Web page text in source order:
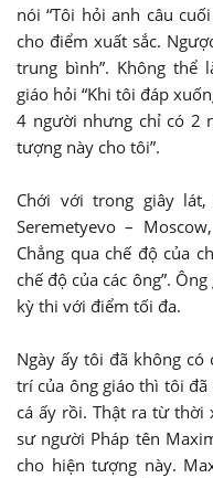
nói “Tôi hỏi anh câu
cho điểm xuất sắc.
trung bình”. Không thể
giáo hỏi “Khi tôi đáp
4 người nhưng chỉ có 2
tượng này cho tôi”.
Chới với trong giây
Seremetyevo –
Chẳng qua chế độ của
chế độ của các ông”.
kỳ thi với điểm tối đa.
Ngày ấy tôi đã không
trí của ông giáo thì tôi
cá ấy rồi. Thật ra từ
sư người Pháp tên
cho hiện tượng này.